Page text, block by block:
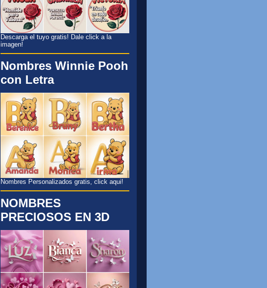
Descarga el tuyo gratis! Dale click a la
imagen!
Nombres Winnie Pooh
con Letra
Nombres Personalizados gratis, click aqui!
NOMBRES
PRECIOSOS EN 3D